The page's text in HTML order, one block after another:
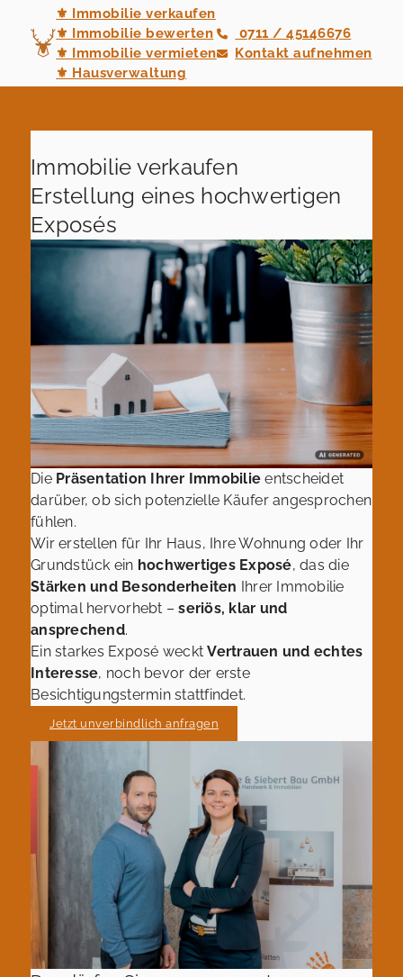
⚜ Immobilie verkaufen
⚜ Immobilie bewerten
⚜ Immobilie vermieten
⚜ Hausverwaltung
0711 / 45146676
Kontakt aufnehmen
Immobilie verkaufen
Erstellung eines hochwertigen
Exposés
Die Präsentation Ihrer Immobilie entscheidet
darüber, ob sich potenzielle Käufer angesprochen
fühlen.
Wir erstellen für Ihr Haus, Ihre Wohnung oder Ihr
Grundstück ein hochwertiges Exposé, das die
Stärken und Besonderheiten Ihrer Immobilie
optimal hervorhebt –seriös, klar und
ansprechend.
Ein starkes Exposé wecktVertrauen und echtes
Interesse, noch bevor der erste
Besichtigungstermin stattfindet.
Jetzt unverbindlich anfragen